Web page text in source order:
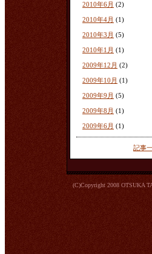
2010年6月 (2)
2010年4月 (1)
2010年3月 (5)
2010年1月 (1)
2009年12月 (2)
2009年10月 (1)
2009年9月 (5)
2009年8月 (1)
2009年6月 (1)
記事
(C)Copyright 2008 OTSUKA